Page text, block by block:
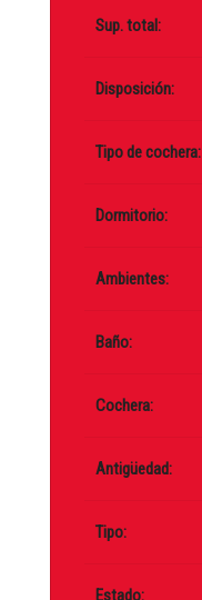
Sup. total:
Disposición:
Tipo de cochera:
Dormitorio:
Ambientes:
Baño:
Cochera:
Antigüedad:
Tipo:
Estado: